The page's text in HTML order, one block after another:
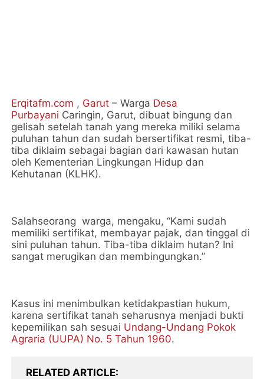
Erqitafm.com , Garut – Warga Desa
Purbayani Caringin, Garut, dibuat bingung dan
gelisah setelah tanah yang mereka miliki selama
puluhan tahun dan sudah bersertifikat resmi, tiba-
tiba diklaim sebagai bagian dari kawasan hutan
oleh Kementerian Lingkungan Hidup dan
Kehutanan (KLHK).
Salahseorang warga, mengaku, “Kami sudah
memiliki sertifikat, membayar pajak, dan tinggal di
sini puluhan tahun. Tiba-tiba diklaim hutan? Ini
sangat merugikan dan membingungkan.”
Kasus ini menimbulkan ketidakpastian hukum,
karena sertifikat tanah seharusnya menjadi bukti
kepemilikan sah sesuai Undang-Undang Pokok
Agraria (UUPA) No. 5 Tahun 1960.
RELATED ARTICLE